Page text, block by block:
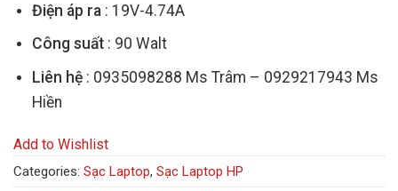
Điện áp ra: 19V-4.74A
Công suất: 90 Walt
Liên hệ: 0935098288 Ms Trâm – 0929217943 Ms
Hiền
Add to Wishlist
Categories: Sạc Laptop, Sạc Laptop HP